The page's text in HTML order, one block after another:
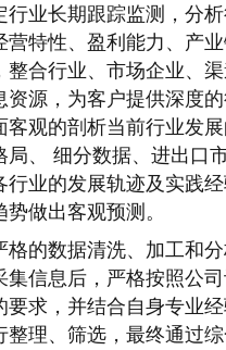
行业长期跟踪监测，分
营特性、盈利能力、产
整合行业、市场企业、
资源，为客户提供深度
客观的剖析当前行业发
局、 细分数据、进出口
行业的发展轨迹及实践
做出客观预测。
格的数据清洗、加工和
集信息后，严格按照公
要求，并结合自身专业
理、筛选，最终通过综